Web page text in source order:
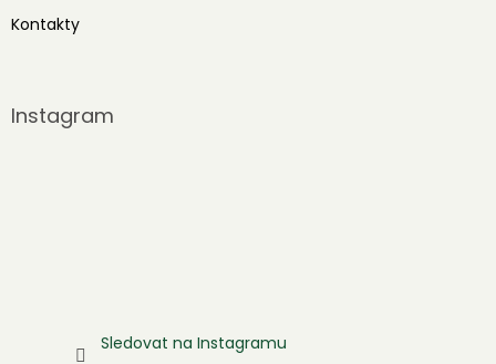
Kontakty
Instagram
Sledovat na Instagramu